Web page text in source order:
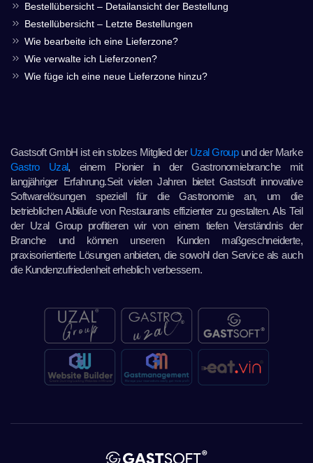
Bestellübersicht – Detailansicht der Bestellung
Bestellübersicht – Letzte Bestellungen
Wie bearbeite ich eine Lieferzone?
Wie verwalte ich Lieferzonen?
Wie füge ich eine neue Lieferzone hinzu?
Gastsoft GmbH ist ein stolzes Mitglied der Uzal Groupund der Marke
Gastro Uzal, einem Pionier in der Gastronomiebranche mit
langjähriger Erfahrung.Seit vielen Jahren bietet Gastsoft innovative
Softwarelösungen speziell für die Gastronomie an, um die
betrieblichen Abläufe von Restaurants effizienter zu gestalten. Als Teil
der Uzal Group profitieren wir von einem tiefen Verständnis der
Branche und können unseren Kunden maßgeschneiderte,
praxisorientierte Lösungen anbieten, die sowohl den Service als auch
die Kundenzufriedenheit erheblich verbessern.